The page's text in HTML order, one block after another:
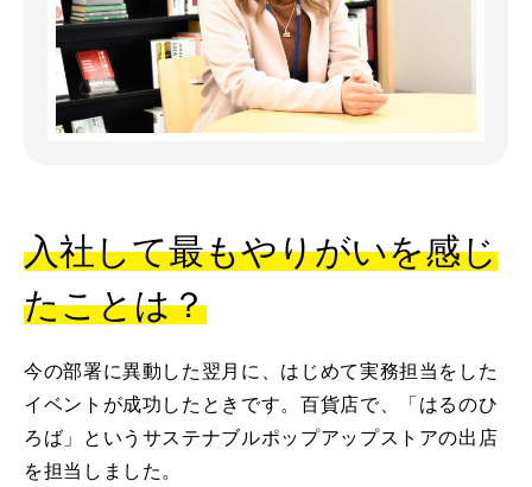
入社して最もやりがいを感じ
たことは？
今の部署に異動した翌月に、はじめて実務担当をした
イベントが成功したときです。百貨店で、「はるのひ
ろば」というサステナブルポップアップストアの出店
を担当しました。